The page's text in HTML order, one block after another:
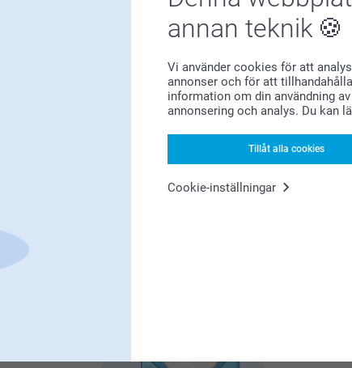
annan teknik
Vi använder cookies för att
annonser och för att
information om din användning
annonsering och analys. Du kan
Tillåt alla cookies
Cookie-inställningar
Förstklassig kundservice
Registrera dig till vårt nyhetsbrev
dig